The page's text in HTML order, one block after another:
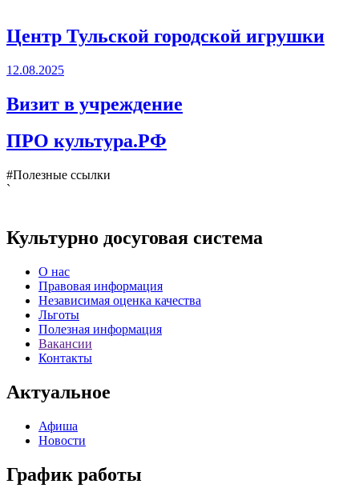
Центр Тульской городской игрушки
12.08.2025
Визит в учреждение
ПРО культура.РФ
#Полезные ссылки
`
Культурно досуговая система
О нас
Правовая информация
Независимая оценка качества
Льготы
Полезная информация
Вакансии
Контакты
Актуальное
Афиша
Новости
График работы